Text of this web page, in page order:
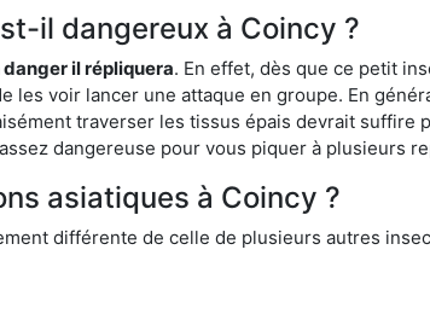
il dangereux à Coincy ?
il répliquera. En effet, dès que ce petit
les voir lancer une attaque en groupe. En
traverser les tissus épais devrait suffire
dangereuse pour vous piquer à plusieurs
asiatiques à Coincy ?
différente de celle de plusieurs autres